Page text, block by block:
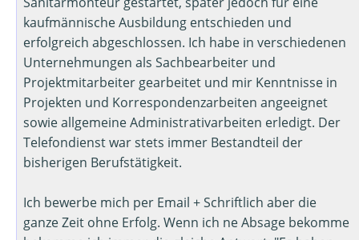
kaufmännische Ausbildung entschieden und
erfolgreich abgeschlossen. Ich habe in verschiedenen
Unternehmungen als Sachbearbeiter und
Projektmitarbeiter gearbeitet und mir Kenntnisse in
Projekten und Korrespondenzarbeiten angeeignet
sowie allgemeine Administrativarbeiten erledigt. Der
Telefondienst war stets immer Bestandteil der
bisherigen Berufstätigkeit.
Ich bewerbe mich per Email + Schriftlich aber die
ganze Zeit ohne Erfolg. Wenn ich ne Absage bekomme